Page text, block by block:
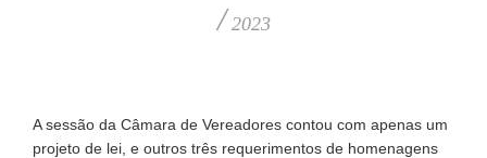
/ 2023
A sessão da Câmara de Vereadores contou com apenas um
projeto de lei, e outros três requerimentos de homenagens